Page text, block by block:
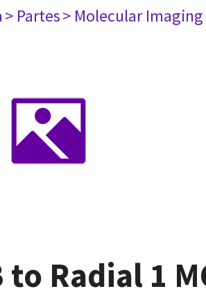
> Partes> Molecular
to Radial 1